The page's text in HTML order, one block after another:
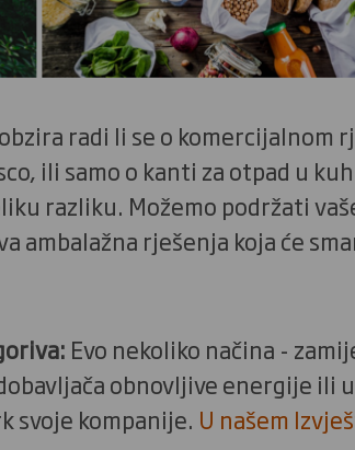
radi li se o komercijalnom
ili samo o kanti za otpad u
razliku. Možemo podržati
ambalažna rješenja koja će
Evo nekoliko načina -
obnovljive energije ili
svoje kompanije. U našem